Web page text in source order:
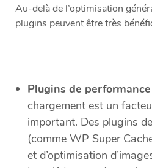
Au-delà de l’optimisation
plugins peuvent être très
Plugins de
chargement est un
important. Des plugins
(comme WP Super
et d’optimisation